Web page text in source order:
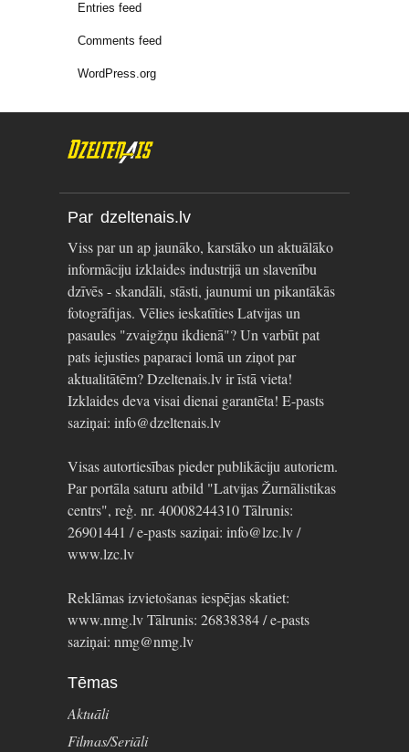
Entries feed
Comments feed
WordPress.org
Par dzeltenais.lv
Viss par un ap jaunāko, karstāko un aktuālāko
informāciju izklaides industrijā un slavenību
dzīvēs - skandāli, stāsti, jaunumi un pikantākās
fotogrāfijas. Vēlies ieskatīties Latvijas un
pasaules "zvaigžņu ikdienā"? Un varbūt pat
pats iejusties paparaci lomā un ziņot par
aktualitātēm? Dzeltenais.lv ir īstā vieta!
Izklaides deva visai dienai garantēta! E-pasts
saziņai: info@dzeltenais.lv
Visas autortiesības pieder publikāciju autoriem.
Par portāla saturu atbild "Latvijas Žurnālistikas
centrs", reģ. nr. 40008244310 Tālrunis:
26901441 / e-pasts saziņai: info@lzc.lv /
www.lzc.lv
Reklāmas izvietošanas iespējas skatiet:
www.nmg.lv Tālrunis: 26838384 / e-pasts
saziņai: nmg@nmg.lv
Tēmas
Aktuāli
Filmas/Seriāli